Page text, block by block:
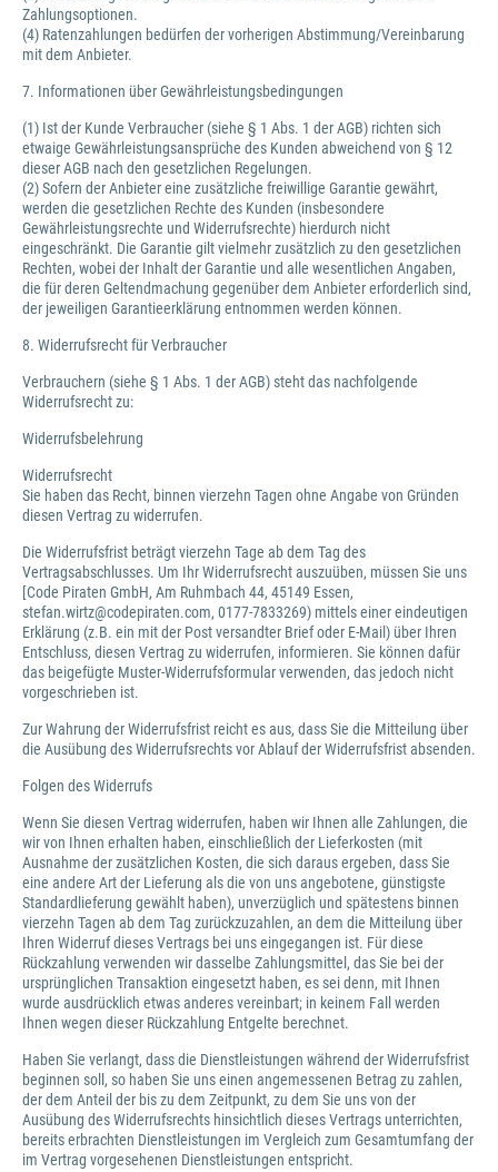
Zahlungsoptionen.
(4) Ratenzahlungen bedürfen der vorherigen Abstimmung/Vereinbarung
mit dem Anbieter.
7. Informationen über Gewährleistungsbedingungen
(1) Ist der Kunde Verbraucher (siehe § 1 Abs. 1 der AGB) richten sich
etwaige Gewährleistungsansprüche des Kunden abweichend von § 12
dieser AGB nach den gesetzlichen Regelungen.
(2) Sofern der Anbieter eine zusätzliche freiwillige Garantie gewährt,
werden die gesetzlichen Rechte des Kunden (insbesondere
Gewährleistungsrechte und Widerrufsrechte) hierdurch nicht
eingeschränkt. Die Garantie gilt vielmehr zusätzlich zu den gesetzlichen
Rechten, wobei der Inhalt der Garantie und alle wesentlichen Angaben,
die für deren Geltendmachung gegenüber dem Anbieter erforderlich sind,
der jeweiligen Garantieerklärung entnommen werden können.
8. Widerrufsrecht für Verbraucher
Verbrauchern (siehe § 1 Abs. 1 der AGB) steht das nachfolgende
Widerrufsrecht zu:
Widerrufsbelehrung
Widerrufsrecht
Sie haben das Recht, binnen vierzehn Tagen ohne Angabe von Gründen
diesen Vertrag zu widerrufen.
Die Widerrufsfrist beträgt vierzehn Tage ab dem Tag des
Vertragsabschlusses. Um Ihr Widerrufsrecht auszuüben, müssen Sie uns
[Code Piraten GmbH, Am Ruhmbach 44, 45149 Essen,
stefan.wirtz@codepiraten.com, 0177-7833269) mittels einer eindeutigen
Erklärung (z.B. ein mit der Post versandter Brief oder E-Mail) über Ihren
Entschluss, diesen Vertrag zu widerrufen, informieren. Sie können dafür
das beigefügte Muster-Widerrufsformular verwenden, das jedoch nicht
vorgeschrieben ist.
Zur Wahrung der Widerrufsfrist reicht es aus, dass Sie die Mitteilung über
die Ausübung des Widerrufsrechts vor Ablauf der Widerrufsfrist absenden.
Folgen des Widerrufs
Wenn Sie diesen Vertrag widerrufen, haben wir Ihnen alle Zahlungen, die
wir von Ihnen erhalten haben, einschließlich der Lieferkosten (mit
Ausnahme der zusätzlichen Kosten, die sich daraus ergeben, dass Sie
eine andere Art der Lieferung als die von uns angebotene, günstigste
Standardlieferung gewählt haben), unverzüglich und spätestens binnen
vierzehn Tagen ab dem Tag zurückzuzahlen, an dem die Mitteilung über
Ihren Widerruf dieses Vertrags bei uns eingegangen ist. Für diese
Rückzahlung verwenden wir dasselbe Zahlungsmittel, das Sie bei der
ursprünglichen Transaktion eingesetzt haben, es sei denn, mit Ihnen
wurde ausdrücklich etwas anderes vereinbart; in keinem Fall werden
Ihnen wegen dieser Rückzahlung Entgelte berechnet.
Haben Sie verlangt, dass die Dienstleistungen während der Widerrufsfrist
beginnen soll, so haben Sie uns einen angemessenen Betrag zu zahlen,
der dem Anteil der bis zu dem Zeitpunkt, zu dem Sie uns von der
Ausübung des Widerrufsrechts hinsichtlich dieses Vertrags unterrichten,
bereits erbrachten Dienstleistungen im Vergleich zum Gesamtumfang der
im Vertrag vorgesehenen Dienstleistungen entspricht.